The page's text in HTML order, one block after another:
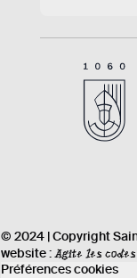
© 2024 | Copyright
website :Agite les
Préférences cookies